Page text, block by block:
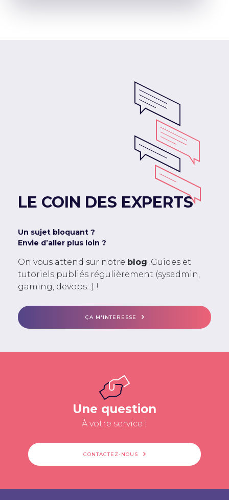
LE COIN DES EXPERTS
Un sujet bloquant ?
Envie d’aller plus loin ?
On vous attend sur notre blog . Guides et
tutoriels publiés régulièrement (sysadmin,
gaming, devops...) !
ÇA M'INTERESSE
Une question
À votre service !
CONTACTEZ-NOUS